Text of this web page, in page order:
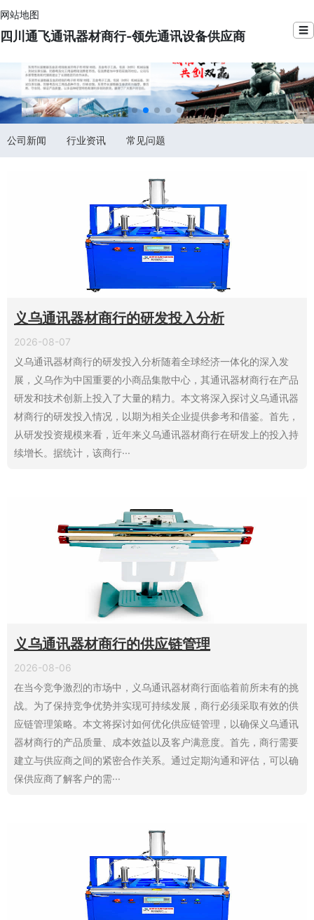
网站地图
四川通飞通讯器材商行-领先通讯设备供应商 ☰
公司新闻 行业资讯 常见问题
义乌通讯器材商行的研发投入分析
2026-08-07
义乌通讯器材商行的研发投入分析随着全球经济一体化的深入发
展，义乌作为中国重要的小商品集散中心，其通讯器材商行在产品
研发和技术创新上投入了大量的精力。本文将深入探讨义乌通讯器
材商行的研发投入情况，以期为相关企业提供参考和借鉴。首先，
从研发投资规模来看，近年来义乌通讯器材商行在研发上的投入持
续增长。据统计，该商行···
义乌通讯器材商行的供应链管理
2026-08-06
在当今竞争激烈的市场中，义乌通讯器材商行面临着前所未有的挑
战。为了保持竞争优势并实现可持续发展，商行必须采取有效的供
应链管理策略。本文将探讨如何优化供应链管理，以确保义乌通讯
器材商行的产品质量、成本效益以及客户满意度。首先，商行需要
建立与供应商之间的紧密合作关系。通过定期沟通和评估，可以确
保供应商了解客户的需···